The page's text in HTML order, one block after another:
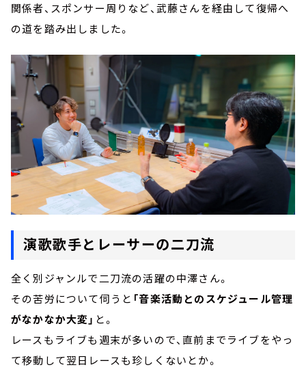
関係者、スポンサー周りなど、武藤さんを経由して復帰へ
の道を踏み出しました。
演歌歌手とレーサーの二刀流
全く別ジャンルで二刀流の活躍の中澤さん。
その苦労について伺うと 「音楽活動とのスケジュール管理
がなかなか大変」 と。
レースもライブも週末が多いので、直前までライブをやっ
て移動して翌日レースも珍しくないとか。